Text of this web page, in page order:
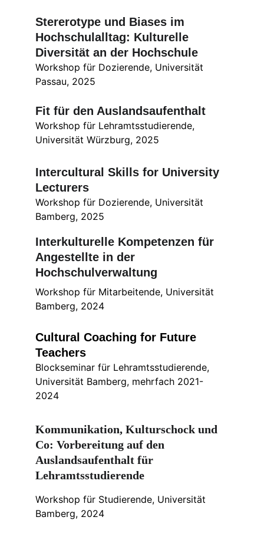
Cultural Coaching for Future
Teachers
Blockseminar für Lehramtsstudierende,
Universität Bamberg, mehrfach 2021-
2024
Kommunikation, Kulturschock und
Co: Vorbereitung auf den
Auslandsaufenthalt für
Lehramtsstudierende
Interkulturelle Kompetenzen für
Angestellte in der
Hochschulverwaltung
Workshop für Mitarbeitende, Universität
Bamberg, 2024
Workshop für Studierende, Universität
Bamberg, 2024
Fit für den Auslandsaufenthalt
Workshop für Dozierende, Universität
Bamberg, 2025
Intercultural Skills for University
Lecturers
Workshop für Lehramtsstudierende,
Universität Würzburg, 2025
Workshop für Dozierende, Universität
Passau, 2025
Stererotype und Biases im
Hochschulalltag: Kulturelle
Diversität an der Hochschule